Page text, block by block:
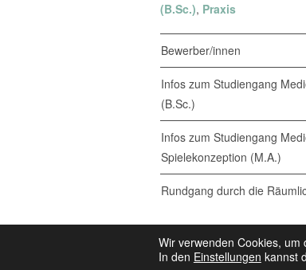
(B.Sc.), Praxis
Bewerber/innen
Infos zum Studiengang
(B.Sc.)
Infos zum Studiengang
Spielekonzeption (M.A.)
Rundgang durch die
Wir verwenden Cookies,
In den Einstellungen kannst